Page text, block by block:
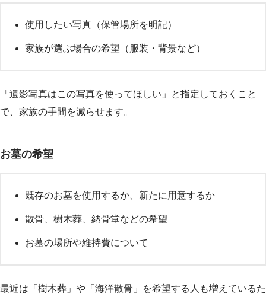
使用したい写真（保管場所を明記）
家族が選ぶ場合の希望（服装・背景など）
「遺影写真はこの写真を使ってほしい」と指定しておくこと
で、家族の手間を減らせます。
お墓の希望
既存のお墓を使用するか、新たに用意するか
散骨、樹木葬、納骨堂などの希望
お墓の場所や維持費について
最近は「樹木葬」や「海洋散骨」を希望する人も増えているた